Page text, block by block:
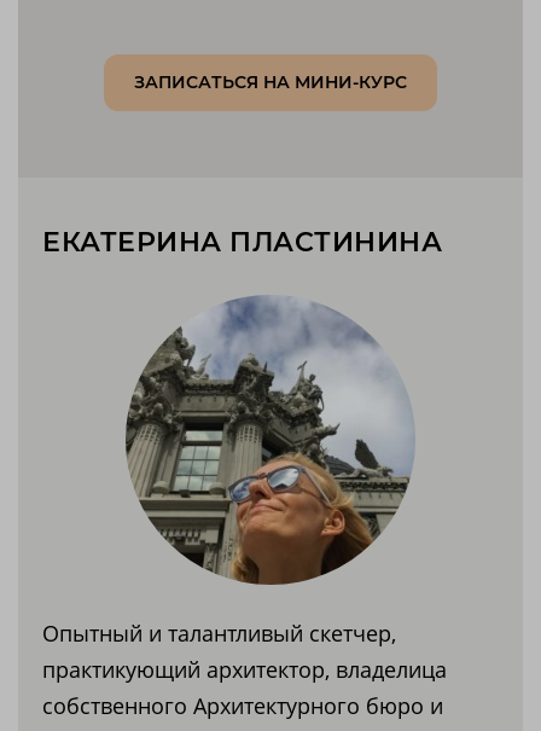
ЗАПИСАТЬСЯ НА МИНИ-КУРС
ЕКАТЕРИНА ПЛАСТИНИНА
Опытный и талантливый скетчер,
практикующий архитектор, владелица
собственного Архитектурного бюро и